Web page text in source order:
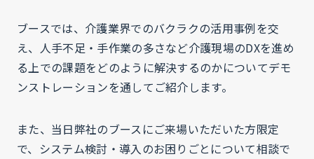
ブースでは、介護業界でのバクラクの活用事例を交
え、人手不足・手作業の多さなど介護現場のDXを進め
る上での課題をどのように解決するのかについてデモ
ンストレーションを通してご紹介します。
また、当日弊社のブースにご来場いただいた方限定
で、システム検討・導入のお困りごとについて相談で